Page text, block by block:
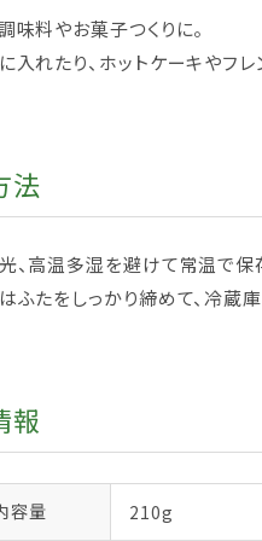
味料やお菓子つくりに。
入れたり、ホットケーキやフ
法
、高温多湿を避けて常温で保
ふたをしっかり締めて、冷蔵
報
容量 210g